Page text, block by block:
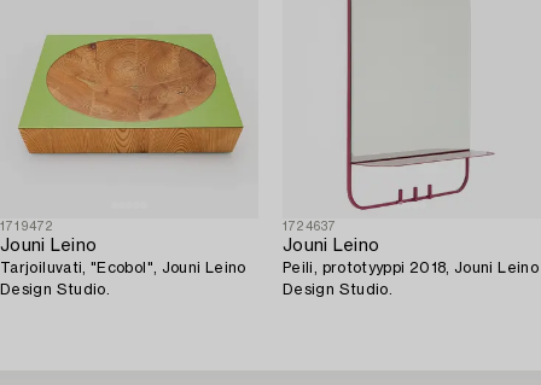
1719472
Jouni Leino
Tarjoiluvati, "Ecobol", Jouni Leino
Design Studio.
1724637
Jouni Leino
Peili, prototyyppi 2018, Jouni Leino
Design Studio.